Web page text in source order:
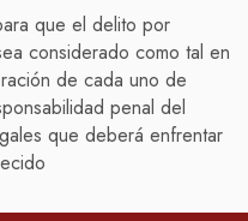
que el delito por
considerado como tal en
de cada uno de
penal del
que deberá enfrentar